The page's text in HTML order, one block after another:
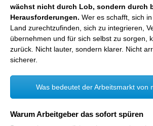
wächst nicht durch Lob, sondern durch
Herausforderungen. Wer es schafft, sich
Land zurechtzufinden, sich zu integrieren,
übernehmen und für sich selbst zu sorgen,
zurück. Nicht lauter, sondern klarer. Nicht
sicherer.
Was bedeutet der Arbeitsmarkt von
Warum Arbeitgeber das sofort spüren